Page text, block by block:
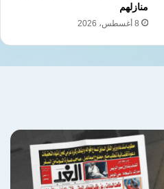
منازلهم
8 أغسطس، 2026